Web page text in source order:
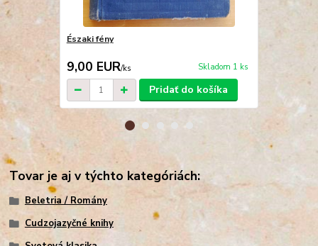
Északi fény
9,00 EUR/ks Skladom 1 ks
Pridať do košíka
5,00
Tovar je aj v týchto kategóriách:
Beletria / Romány
Cudzojazyčné knihy